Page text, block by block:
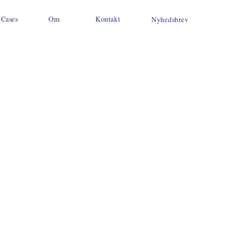
Om Kontakt Nyhedsbrev
Cases